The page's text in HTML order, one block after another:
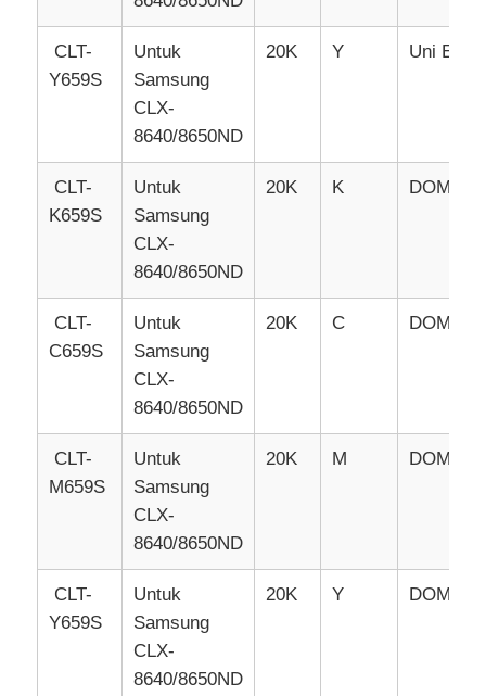
Chip Tajam
Bagian Printer dan Kopia
Unit Drum & Fuser
Pantum Chip
CLT-
Y659S
Untuk
Samsung
CLX-
8640/8650ND
20K Y Uni
CLT-
K659S
Untuk
Samsung
CLX-
8640/8650ND
20K K DOM/
CLT-
C659S
Untuk
Samsung
CLX-
8640/8650ND
20K C DOM
CLT-
M659S
Untuk
Samsung
CLX-
8640/8650ND
20K M DOM
CLT-
Y659S
Untuk
Samsung
CLX-
8640/8650ND
20K Y DOM